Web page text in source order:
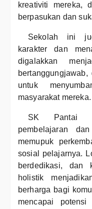
kreativiti mereka,
berpasukan dan
Sekolah ini
karakter dan
digalakkan
untuk
masyarakat mereka.
SK Pantai
pembelajaran
memupuk
sosial pelajarnya.
berdedikasi, dan
holistik
berharga bagi
mencapai